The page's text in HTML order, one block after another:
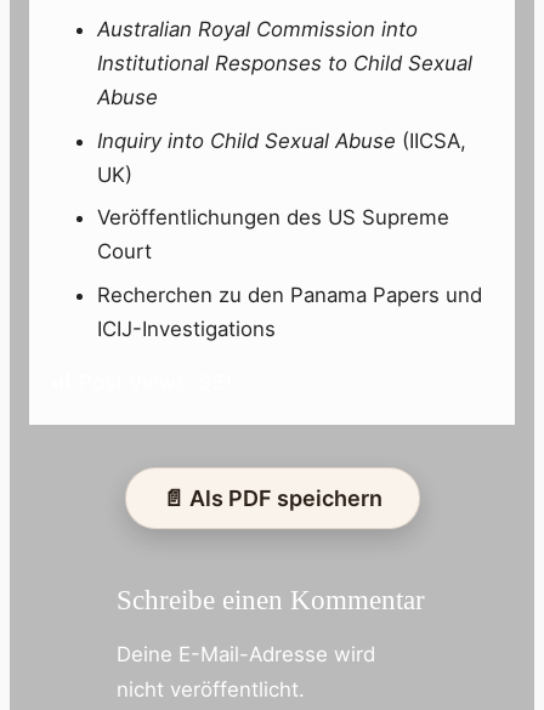
Australian Royal Commission into
Institutional Responses to Child Sexual
Abuse
Inquiry into Child Sexual Abuse (IICSA,
UK)
Veröffentlichungen des US Supreme
Court
Recherchen zu den Panama Papers und
ICIJ-Investigations
📄 Als PDF speichern
Schreibe einen Kommentar
Deine E-Mail-Adresse wird
nicht veröffentlicht.